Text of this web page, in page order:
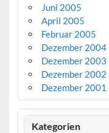
Juni 2005
April 2005
Februar 2005
Dezember 2004
Dezember 2003
Dezember 2002
Dezember 2001
Kategorien